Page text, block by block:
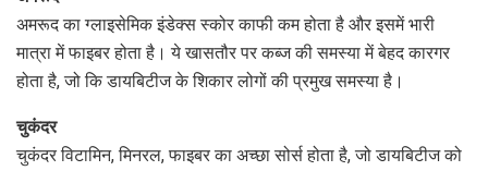
अमरूद का ग्लाइसेमिक इंडेक्स स्कोर काफी कम होता है और इसमें भारी
मात्रा में फाइबर होता है। ये खासतौर पर कब्ज की समस्या में बेहद कारगर
होता है, जो कि डायबिटीज के शिकार लोगों की प्रमुख समस्या है।
चुकंदर
चुकंदर विटामिन, मिनरल, फाइबर का अच्छा सोर्स होता है, जो डायबिटीज को